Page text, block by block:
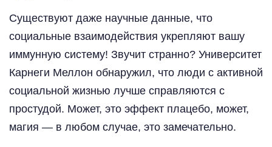
Существуют даже научные данные, что
социальные взаимодействия укрепляют вашу
иммунную систему! Звучит странно? Университет
Карнеги Меллон обнаружил, что люди с активной
социальной жизнью лучше справляются с
простудой. Может, это эффект плацебо, может,
магия — в любом случае, это замечательно.